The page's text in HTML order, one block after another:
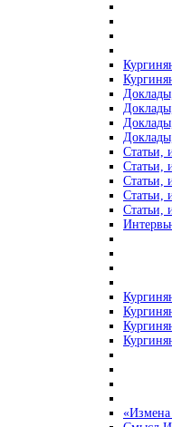
Статьи,
Статьи,
Статьи,
Статьи,
Статьи,
«Измена